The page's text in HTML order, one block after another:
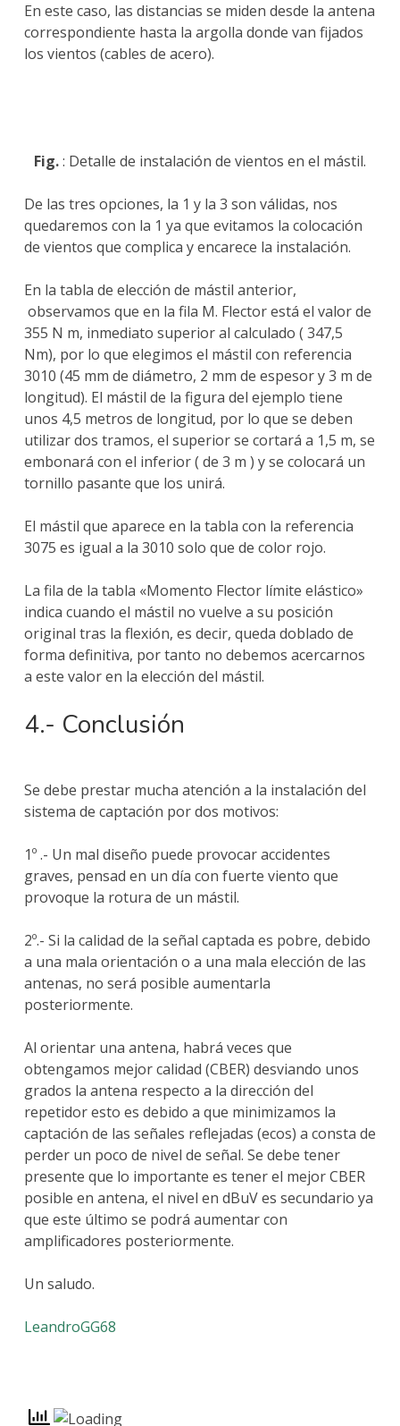
En este caso, las distancias se miden desde la antena
correspondiente hasta la argolla donde van fijados
los vientos (cables de acero).
Fig.: Detalle de instalación de vientos en el mástil.
De las tres opciones, la 1 y la 3 son válidas, nos
quedaremos con la 1 ya que evitamos la colocación
de vientos que complica y encarece la instalación.
En la tabla de elección de mástil anterior,
observamos que en la fila M. Flector está el valor de
355 N m, inmediato superior al calculado ( 347,5
Nm), por lo que elegimos el mástil con referencia
3010 (45 mm de diámetro, 2 mm de espesor y 3 m de
longitud). El mástil de la figura del ejemplo tiene
unos 4,5 metros de longitud, por lo que se deben
utilizar dos tramos, el superior se cortará a 1,5 m, se
embonará con el inferior ( de 3 m ) y se colocará un
tornillo pasante que los unirá.
El mástil que aparece en la tabla con la referencia
3075 es igual a la 3010 solo que de color rojo.
La fila de la tabla «Momento Flector límite elástico»
indica cuando el mástil no vuelve a su posición
original tras la flexión, es decir, queda doblado de
forma definitiva, por tanto no debemos acercarnos
a este valor en la elección del mástil.
4.- Conclusión
Se debe prestar mucha atención a la instalación del
sistema de captación por dos motivos:
1º .- Un mal diseño puede provocar accidentes
graves, pensad en un día con fuerte viento que
provoque la rotura de un mástil.
2º.- Si la calidad de la señal captada es pobre, debido
a una mala orientación o a una mala elección de las
antenas, no será posible aumentarla
posteriormente.
Al orientar una antena, habrá veces que
obtengamos mejor calidad (CBER) desviando unos
grados la antena respecto a la dirección del
repetidor esto es debido a que minimizamos la
captación de las señales reflejadas (ecos) a consta de
perder un poco de nivel de señal. Se debe tener
presente que lo importante es tener el mejor CBER
posible en antena, el nivel en dBuV es secundario ya
que este último se podrá aumentar con
amplificadores posteriormente.
Un saludo.
LeandroGG68